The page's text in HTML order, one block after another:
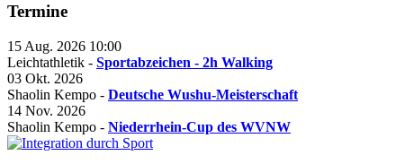
Termine
15 Aug. 2026 10:00
Leichtathletik - Sportabzeichen - 2h Walking
03 Okt. 2026
Shaolin Kempo - Deutsche Wushu-Meisterschaft
14 Nov. 2026
Shaolin Kempo - Niederrhein-Cup des WVNW